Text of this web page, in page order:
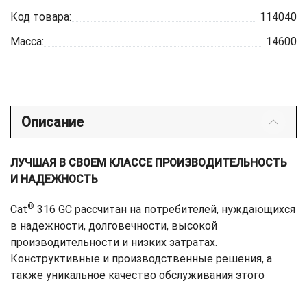
Код товара:
114040
Масса:
14600
Описание
ЛУЧШАЯ В СВОЕМ КЛАССЕ ПРОИЗВОДИТЕЛЬНОСТЬ
И НАДЕЖНОСТЬ
Cat® 316 GC рассчитан на потребителей, нуждающихся
в надежности, долговечности, высокой
производительности и низких затратах.
Конструктивные и производственные решения, а
также уникальное качество обслуживания этого